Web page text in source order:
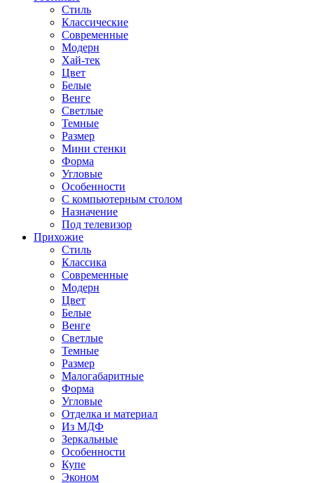
Стиль
Классические
Современные
Модерн
Хай-тек
Цвет
Белые
Венге
Светлые
Темные
Размер
Мини стенки
Форма
Угловые
Особенности
С компьютерным столом
Назначение
Под телевизор
Прихожие
Стиль
Классика
Современные
Модерн
Цвет
Белые
Венге
Светлые
Темные
Размер
Малогабаритные
Форма
Угловые
Отделка и материал
Из МДФ
Зеркальные
Особенности
Купе
Эконом